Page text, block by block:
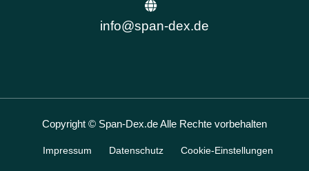
info@span-dex.de
Copyright © Span-Dex.de Alle Rechte vorbehalten
Impressum Datenschutz Cookie-Einstellungen